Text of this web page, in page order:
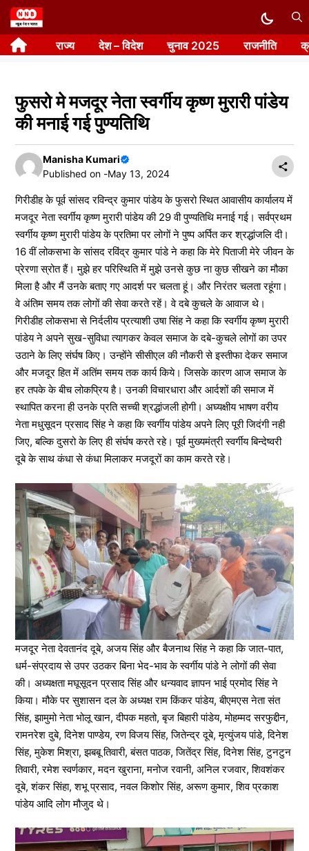
Skip
to
content राज्य देश – विदेश चुनाव 2025 राजनीति
फुसरो मे मजदूर नेता स्वर्गीय कृष्ण मुरारी पांडेय
की मनाई गई पुण्यतिथि
Manisha Kumari
Published on -May 13, 2024
गिरीडीह के पूर्व सांसद रविन्द्र कुमार पांडेय के फुसरो स्थित आवासीय कार्यालय में
मजदूर नेता स्वर्गीय कृष्ण मुरारी पांडेय की 29 वी पुण्यतिथि मनाई गई। सर्वप्रथम
स्वर्गीय कृष्ण मुरारी पांडेय के प्रतिमा पर लोगों ने पुष्प अर्पित कर श्रद्धांजलि दी।
16 वीं लोकसभा के सांसद रविंद्र कुमार पांडे ने कहा कि मेरे पिताजी मेरे जीवन के
प्रेरणा स्रोत हैं। मुझे हर परिस्थिति में मुझे उनसे कुछ ना कुछ सीखने का मौका
मिला है और मैं उनके बताए गए आदर्श पर चलता हूं। और निरंतर चलता रहूंगा।
वे अंतिम समय तक लोगों की सेवा करते रहें। वे दबे कुचले के आवाज थे।
गिरीडीह लोकसभा से निर्दलीय प्रत्याशी उषा सिंह ने कहा कि स्वर्गीय कृष्ण मुरारी
पांडेय ने अपने सुख-सुविधा त्यागकर केवल समाज के दबे-कुचले लोगों का उपर
उठाने के लिए संर्घष किए। उन्होंने सीसीएल की नौकरी से इस्तीफा देकर समाज
और मजदूर हित में अतिंम समय तक कार्य किये। जिसके कारण आज समाज के
हर तपके के बीच लोकप्रिय है। उनकी विचारधारा और आर्दशों की समाज में
स्थापित करना ही उनके प्रति सच्ची श्रद्धांजली होगी। अघ्यक्षीय भाषण वरीय
नेता मधुसूदन प्रसाद सिंह ने कहा कि स्वर्गीय पांडेय अपने लिए पूरी जिदंगी नही
जिए, बल्कि दुसरो के लिए ही संर्घष करते रहे। पूर्व मुख्यमंत्री स्वर्गीय बिन्देष्वरी
दूबे के साथ कंधा से कंधा मिलाकर मजदूरों का काम करते रहे।
मजदूर नेता देवतानंद दूबे, अजय सिंह और बैजनाथ सिंह ने कहा कि जात-पात,
धर्म-संप्रदाय से उपर उठकर बिना भेद-भाव के स्वर्गीय पांडे ने लोगों की सेवा
की। अध्यक्षता मघूसूदन प्रसाद सिंह और धन्यवाद ज्ञापन भाई प्रमोद सिंह ने
किया। मौके पर सुशासन दल के अध्यक्ष राम किंकर पांडेय, बीएमएस नेता संत
सिंह, झामुमो नेता भोलू खान, दीपक महतो, बृज बिहारी पांडेय, मोहम्मद सरफुद्दीन,
रामनरेश दुबे, दिनेश पाण्डेय, रण विजय सिंह, जितेन्द्र दूबे, मृत्युंजय पांडे, दिनेश
सिंह, मुकेश मिश्रा, झबबू तिवारी, बंसत पाठक, जितेंद्र सिंह, दिनेश सिंह, टुनटुन
तिवारी, रमेश स्वर्णकार, मदन खुराना, मनोज रवानी, अनिल रजवार, शिवशंकर
दूबे, शंकर सिंहा, शभू प्रसाद, नवल किशोर सिंह, अरूण कुमार, शिव प्रकाश
पांडेय आदि लोग मौजुद थे।